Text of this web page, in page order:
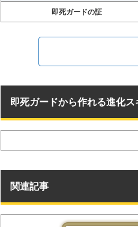
即死ガードの証
即死ガードから作れる進化ス
関連記事